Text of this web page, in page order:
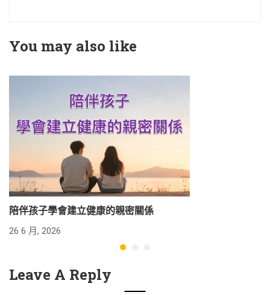
You may also like
陪伴孩子學會建立健康的親密關係
26 6 月, 2026
Leave A Reply